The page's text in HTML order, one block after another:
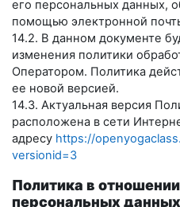
его персональных данных,
помощью электронной
14.2. В данном документе
изменения политики
Оператором. Политика
ее новой версией.
14.3. Актуальная версия
расположена в сети
адресу https://
versionid=3
Политика в
персональных данных